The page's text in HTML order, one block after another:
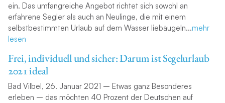
ein. Das umfangreiche Angebot richtet sich sowohl an
erfahrene Segler als auch an Neulinge, die mit einem
selbstbestimmten Urlaub auf dem Wasser liebäugeln...mehr
lesen
Frei, individuell und sicher: Darum ist Segelurlaub
2021 ideal
Bad Vilbel, 26. Januar 2021 – Etwas ganz Besonderes
erleben – das möchten 40 Prozent der Deutschen auf